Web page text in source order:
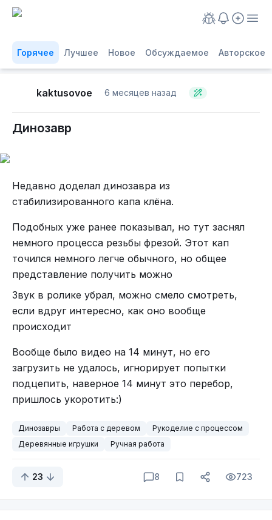
Горячее Лучшее Новое Обсуждаемое Авторское
kaktusovoe 6 месяцев назад
Динозавр
Недавно доделал динозавра из
стабилизированного капа клёна.
Подобных уже ранее показывал, но тут заснял
немного процесса резьбы фрезой. Этот кап
точился немного легче обычного, но общее
представление получить можно
Звук в ролике убрал, можно смело смотреть,
если вдруг интересно, как оно вообще
происходит
Вообще было видео на 14 минут, но его
загрузить не удалось, игнорирует попытки
подцепить, наверное 14 минут это перебор,
пришлось укоротить:)
Динозавры Работа с деревом
Рукоделие с процессом
Деревянные игрушки
Ручная работа
23 8 723